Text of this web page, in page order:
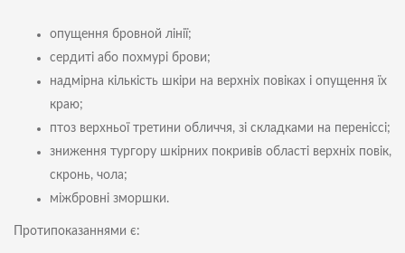
опущення бровной лінії;
сердиті або похмурі брови;
надмірна кількість шкіри на верхніх повіках і опущення їх
краю;
птоз верхньої третини обличчя, зі складками на переніссі;
зниження тургору шкірних покривів області верхніх повік,
скронь, чола;
міжбровні зморшки.
Протипоказаннями є: